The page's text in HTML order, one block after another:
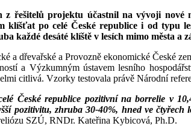
z řešitelů projektu účastnil na vývoji
klíšťat po celé České republice i od
každé desáté klíště v lesích mimo města a
a dřevařské a Provozně ekonomické České
a Výzkumným ústavem lesního
citlivá. Vzorky testovala právě Národní
České republice pozitivní na borrelie v
pozitivitu, zhruba 30-40%, hned ve čtyřech
SZÚ, RNDr. Kateřina Kybicová, Ph.D.